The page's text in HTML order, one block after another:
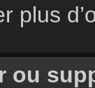
plus
ou